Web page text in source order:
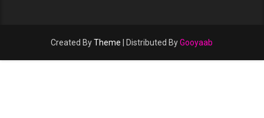
Created ByTheme | Distributed ByGooyaab